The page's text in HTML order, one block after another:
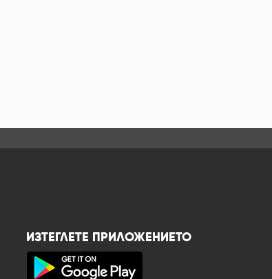
ИЗТЕГЛЕТЕ ПРИЛОЖЕНИЕТО